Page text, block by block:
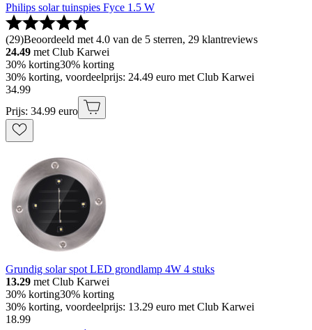
Philips solar tuinspies Fyce 1.5 W
(29)Beoordeeld met 4.0 van de 5 sterren, 29 klantreviews
24.49 met Club Karwei
30% korting30% korting
30% korting, voordeelprijs: 24.49 euro met Club Karwei
34.99
Prijs: 34.99 euro
Grundig solar spot LED grondlamp 4W 4 stuks
13.29 met Club Karwei
30% korting30% korting
30% korting, voordeelprijs: 13.29 euro met Club Karwei
18.99